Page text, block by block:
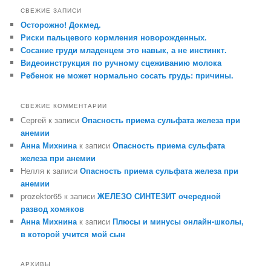
СВЕЖИЕ ЗАПИСИ
Осторожно! Докмед.
Риски пальцевого кормления новорожденных.
Сосание груди младенцем это навык, а не инстинкт.
Видеоинструкция по ручному сцеживанию молока
Ребенок не может нормально сосать грудь: причины.
СВЕЖИЕ КОММЕНТАРИИ
Сергей к записиОпасность приема сульфата железа при
анемии
Анна Михнина к записиОпасность приема сульфата
железа при анемии
Нелля к записиОпасность приема сульфата железа при
анемии
prozektor65 к записиЖЕЛЕЗО СИНТЕЗИТ очередной
развод хомяков
Анна Михнина к записиПлюсы и минусы онлайн-школы,
в которой учится мой сын
АРХИВЫ